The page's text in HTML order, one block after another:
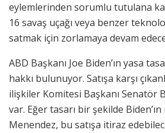
eylemlerinden sorumlu tutulana
16 savaş uçağı veya benzer
satmak için zorlamaya devam
ABD Başkanı Joe Biden’ın yasa
hakkı bulunuyor. Satışa karşı
ilişkiler Komitesi Başkanı Senatör
var. Eğer tasarı bir şekilde
Menendez, bu satışa itiraz